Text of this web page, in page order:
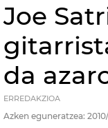
Joe
da
ERREDAKZIOA
Azken eguneratzea: